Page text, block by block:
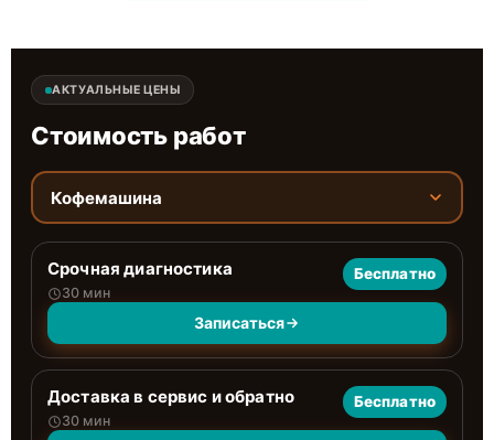
АКТУАЛЬНЫЕ ЦЕНЫ
Стоимость работ
Кофемашина
Срочная диагностика
30 мин
Бесплатно
Записаться
Доставка в сервис и обратно
30 мин
Бесплатно